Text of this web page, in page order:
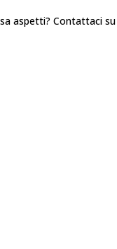
aspetti? Contattaci su